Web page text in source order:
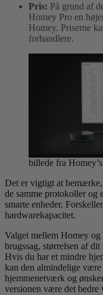
Pris: På grund af
Homey Pro en
Homey. Priserne
forhandlere.
billede fra Homey’s
Det er vigtigt at
de samme protokoller og
smarte enheder.
hardwarekapacitet.
Valget mellem Homey
brugssag, størrelsen af
Hvis du har et mindre
kan den almindelige være
hjemmenetværk og
versionen være det bedre